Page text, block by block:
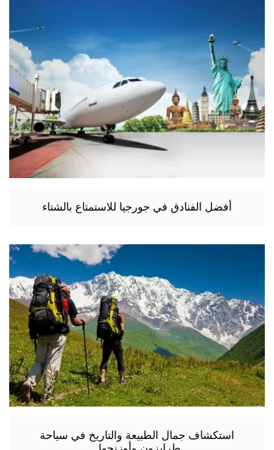
أفضل الفنادق في جورجيا للاستمتاع بالشتاء
استكشاف جمال الطبيعة والتاريخ في سياحة